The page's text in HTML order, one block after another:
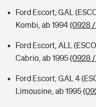
Ford Escort, GAL
Kombi, ab 1994(0928
Ford Escort, ALL
Cabrio, ab 1995(0928 /
Ford Escort, GAL 4
Limousine, ab 1995